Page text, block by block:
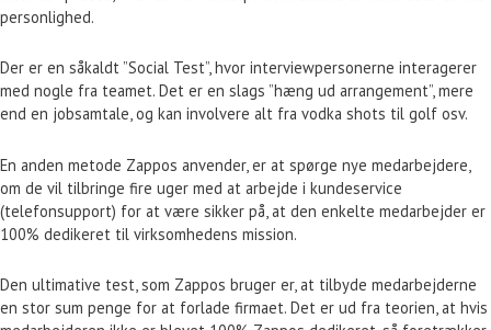
personlighed.
Der er en såkaldt ”Social Test”, hvor interviewpersonerne interagerer
med nogle fra teamet. Det er en slags ”hæng ud arrangement”, mere
end en jobsamtale, og kan involvere alt fra vodka shots til golf osv.
En anden metode Zappos anvender, er at spørge nye medarbejdere,
om de vil tilbringe fire uger med at arbejde i kundeservice
(telefonsupport) for at være sikker på, at den enkelte medarbejder er
100% dedikeret til virksomhedens mission.
Den ultimative test, som Zappos bruger er, at tilbyde medarbejderne
en stor sum penge for at forlade firmaet. Det er ud fra teorien, at hvis